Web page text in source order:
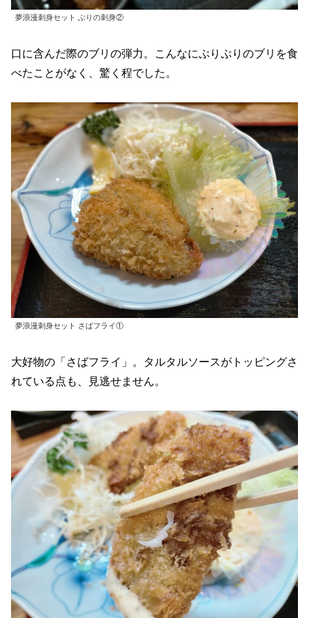
夢浪漫刺身セット ぶりの刺身②
口に含んだ際のブリの弾力。こんなにぷりぷりのブリを食
べたことがなく、驚く程でした。
夢浪漫刺身セット さばフライ①
大好物の「さばフライ」。タルタルソースがトッピングさ
れている点も、見逃せません。